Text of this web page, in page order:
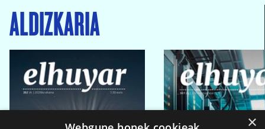
ALDIZKARIA
×